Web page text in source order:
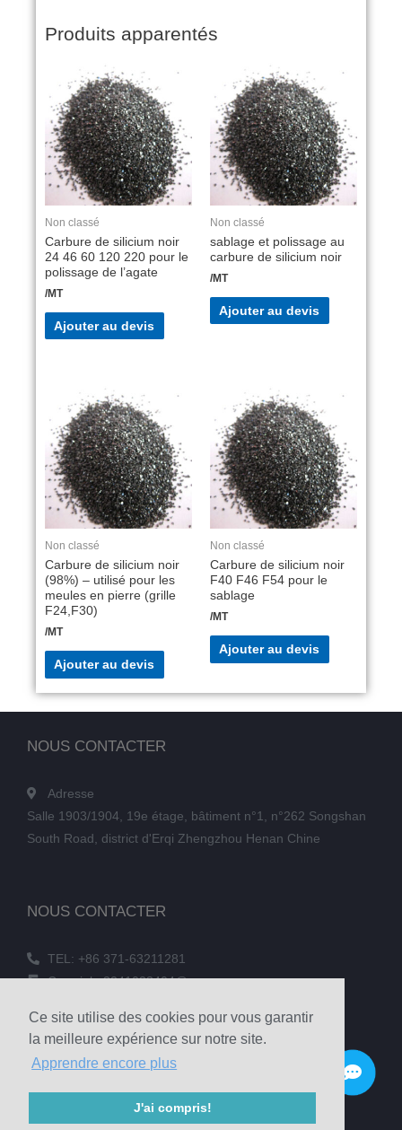
Ce site utilise des cookies pour vous garantir
la meilleure expérience sur notre site.
Apprendre encore plus
J'ai compris!
Produits apparentés
Non classé
Carbure de silicium noir
24 46 60 120 220 pour le
polissage de l’agate
/MT
Ajouter au devis
Non classé
sablage et polissage au
carbure de silicium noir
/MT
Ajouter au devis
Non classé
Carbure de silicium noir
(98%) – utilisé pour les
meules en pierre (grille
F24,F30)
/MT
Ajouter au devis
Non classé
Carbure de silicium noir
F40 F46 F54 pour le
sablage
/MT
Ajouter au devis
Sitemap
NOUS CONTACTER
TEL: +86 371-63211281
Courriel : 3241038404@qq.com
Téléphone : +86 18039336686
NOUS CONTACTER
Adresse
Salle 1903/1904, 19e étage, bâtiment n°1, n°262 Songshan
South Road, district d'Erqi Zhengzhou Henan Chine